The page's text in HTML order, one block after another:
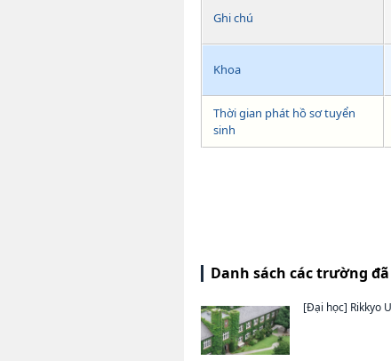
Ghi chú
Khoa
Thời gian phát hồ sơ tuyển
sinh
Danh sách các trường
[Đại học] Rikkyo